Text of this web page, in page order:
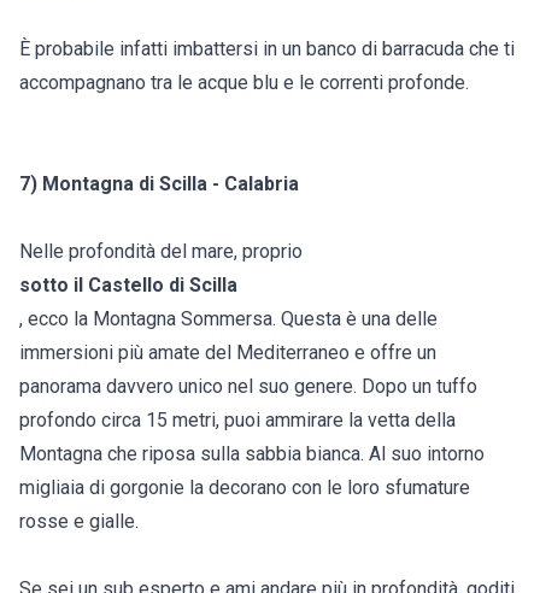
È probabile infatti imbattersi in un banco di barracuda che ti
accompagnano tra le acque blu e le correnti profonde.
7) Montagna di Scilla - Calabria
Nelle profondità del mare, proprio
sotto il Castello di Scilla
, ecco la Montagna Sommersa. Questa è una delle
immersioni più amate del Mediterraneo e offre un
panorama davvero unico nel suo genere. Dopo un tuffo
profondo circa 15 metri, puoi ammirare la vetta della
Montagna che riposa sulla sabbia bianca. Al suo intorno
migliaia di gorgonie la decorano con le loro sfumature
rosse e gialle.
Se sei un sub esperto e ami andare più in profondità, goditi